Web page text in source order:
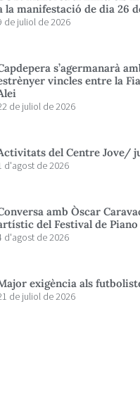
la manifestació de dia 26
de juliol de 2026
s’agermanarà
vincles entre la
de juliol de 2026
del Centre Jove/
d'agost de 2026
amb Òscar
del Festival de Piano
d'agost de 2026
exigència als
de juliol de 2026